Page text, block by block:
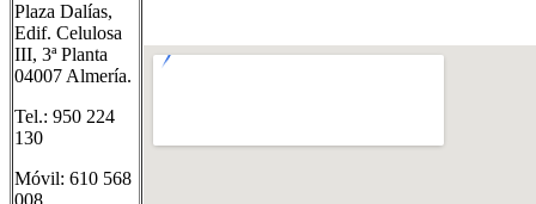
Plaza Dalías,
Edif. Celulosa
III, 3ª Planta
04007 Almería.
Tel.: 950 224
130
Móvil: 610 568